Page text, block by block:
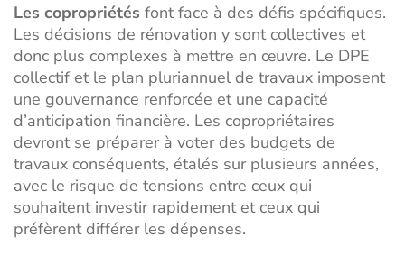
Les copropriétés font face à des défis spécifiques.
Les décisions de rénovation y sont collectives et
donc plus complexes à mettre en œuvre. Le DPE
collectif et le plan pluriannuel de travaux imposent
une gouvernance renforcée et une capacité
d’anticipation financière. Les copropriétaires
devront se préparer à voter des budgets de
travaux conséquents, étalés sur plusieurs années,
avec le risque de tensions entre ceux qui
souhaitent investir rapidement et ceux qui
préfèrent différer les dépenses.